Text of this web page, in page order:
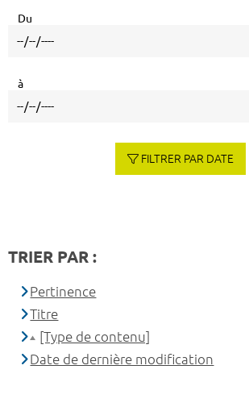
Du
à
FILTRER PAR DATE
TRIER PAR :
Pertinence
Titre
[Type de contenu]
Date de dernière modification